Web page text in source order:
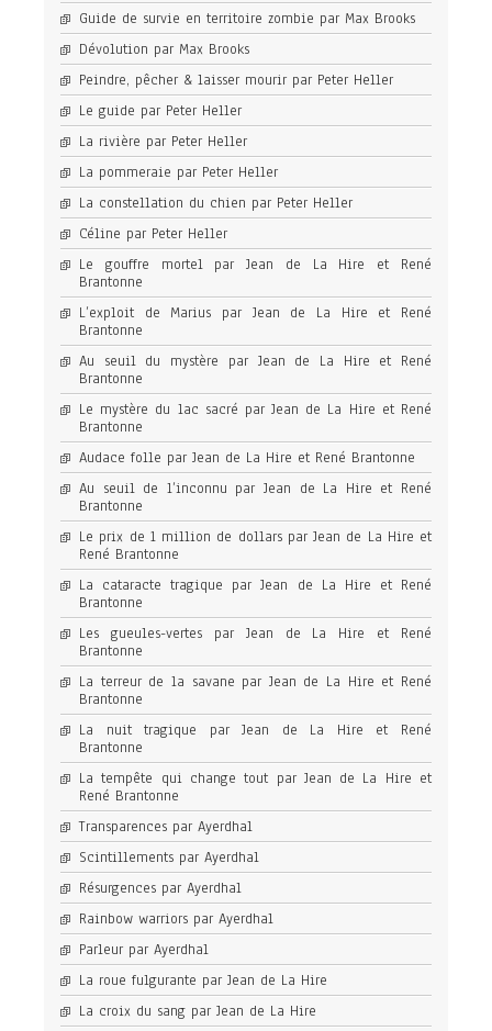
Guide de survie en territoire zombie par Max Brooks
Dévolution par Max Brooks
Peindre, pêcher & laisser mourir par Peter Heller
Le guide par Peter Heller
La rivière par Peter Heller
La pommeraie par Peter Heller
La constellation du chien par Peter Heller
Céline par Peter Heller
Le gouffre mortel par Jean de La Hire et René
Brantonne
L’exploit de Marius par Jean de La Hire et René
Brantonne
Au seuil du mystère par Jean de La Hire et René
Brantonne
Le mystère du lac sacré par Jean de La Hire et René
Brantonne
Audace folle par Jean de La Hire et René Brantonne
Au seuil de l’inconnu par Jean de La Hire et René
Brantonne
Le prix de 1 million de dollars par Jean de La Hire et
René Brantonne
La cataracte tragique par Jean de La Hire et René
Brantonne
Les gueules-vertes par Jean de La Hire et René
Brantonne
La terreur de la savane par Jean de La Hire et René
Brantonne
La nuit tragique par Jean de La Hire et René
Brantonne
La tempête qui change tout par Jean de La Hire et
René Brantonne
Transparences par Ayerdhal
Scintillements par Ayerdhal
Résurgences par Ayerdhal
Rainbow warriors par Ayerdhal
Parleur par Ayerdhal
La roue fulgurante par Jean de La Hire
La croix du sang par Jean de La Hire